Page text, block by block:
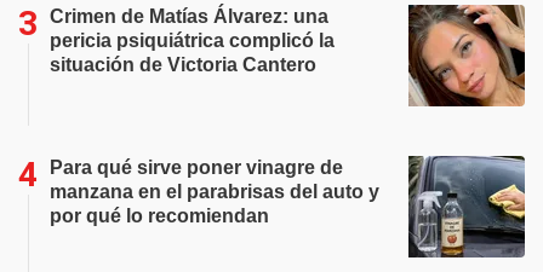
Crimen de Matías Álvarez: una
pericia psiquiátrica complicó la
situación de Victoria Cantero
Para qué sirve poner vinagre de
manzana en el parabrisas del auto y
por qué lo recomiendan